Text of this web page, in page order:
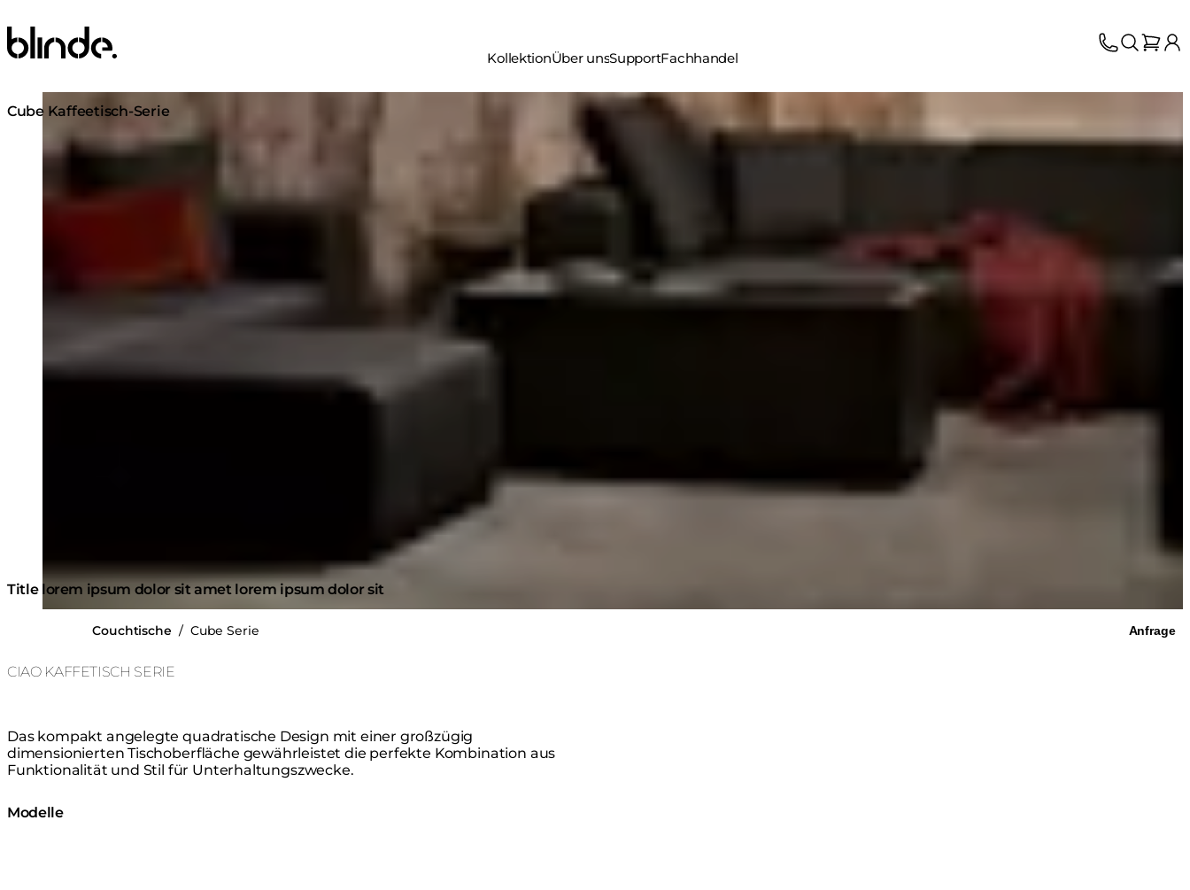
Blinde Design
KollektionÜber unsSupportFachhandel
Cube Kaffeetisch-Serie
Title lorem ipsum dolor sit amet lorem ipsum dolor sit
Couchtische / Cube Serie Anfrage
CIAO KAFFETISCH SERIE
Das kompakt angelegte quadratische Design mit einer großzügig
dimensionierten Tischoberfläche gewährleistet die perfekte Kombination aus
Funktionalität und Stil für Unterhaltungszwecke.
Modelle